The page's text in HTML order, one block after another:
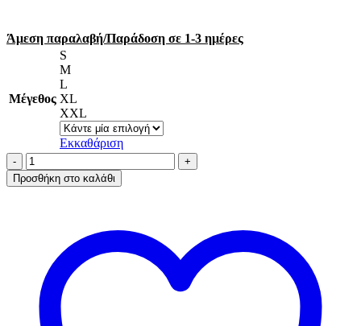
Άμεση παραλαβή/Παράδοση σε 1-3 ημέρες
Μέγεθος
S
M
L
XL
XXL
Εκκαθάριση
Α.A
UNDERWEAR
Κυλοτάκι
Δαντέλα
Cotton
Modal
Μπεζ
ποσότητα
Προσθήκη στο καλάθι